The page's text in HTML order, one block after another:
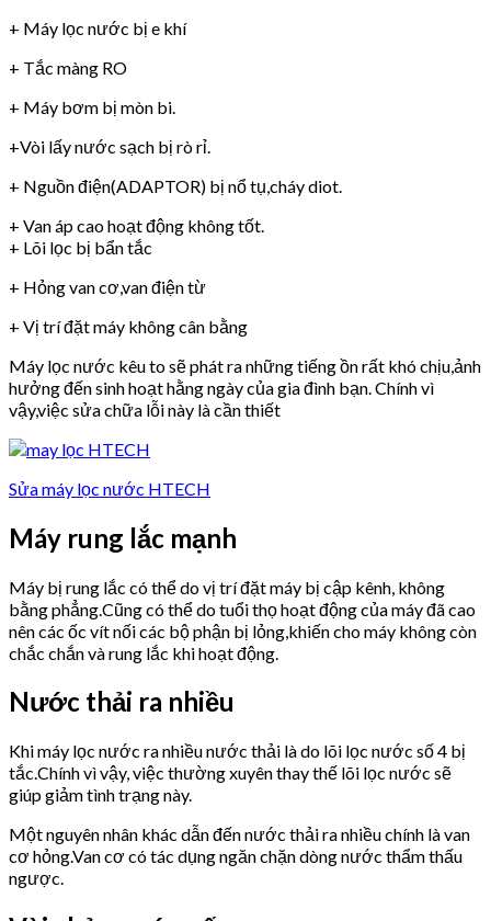
+ Máy lọc nước bị e khí
+ Tắc màng RO
+ Máy bơm bị mòn bi.
+Vòi lấy nước sạch bị rò rỉ.
+ Nguồn điện(ADAPTOR) bị nổ tụ,cháy diot.
+ Van áp cao hoạt động không tốt.
+ Lõi lọc bị bẩn tắc
+ Hỏng van cơ,van điện từ
+ Vị trí đặt máy không cân bằng
Máy lọc nước kêu to sẽ phát ra những tiếng ồn rất khó chịu,ảnh
hưởng đến sinh hoạt hằng ngày của gia đình bạn. Chính vì
vậy,việc sửa chữa lỗi này là cần thiết
Sửa máy lọc nước HTECH
Máy rung lắc mạnh
Máy bị rung lắc có thể do vị trí đặt máy bị cập kênh, không
bằng phẳng.Cũng có thể do tuổi thọ hoạt động của máy đã cao
nên các ốc vít nối các bộ phận bị lỏng,khiến cho máy không còn
chắc chắn và rung lắc khi hoạt động.
Nước thải ra nhiều
Khi máy lọc nước ra nhiều nước thải là do lõi lọc nước số 4 bị
tắc.Chính vì vậy, việc thường xuyên thay thế lõi lọc nước sẽ
giúp giảm tình trạng này.
Một nguyên nhân khác dẫn đến nước thải ra nhiều chính là van
cơ hỏng.Van cơ có tác dụng ngăn chặn dòng nước thẩm thấu
ngược.